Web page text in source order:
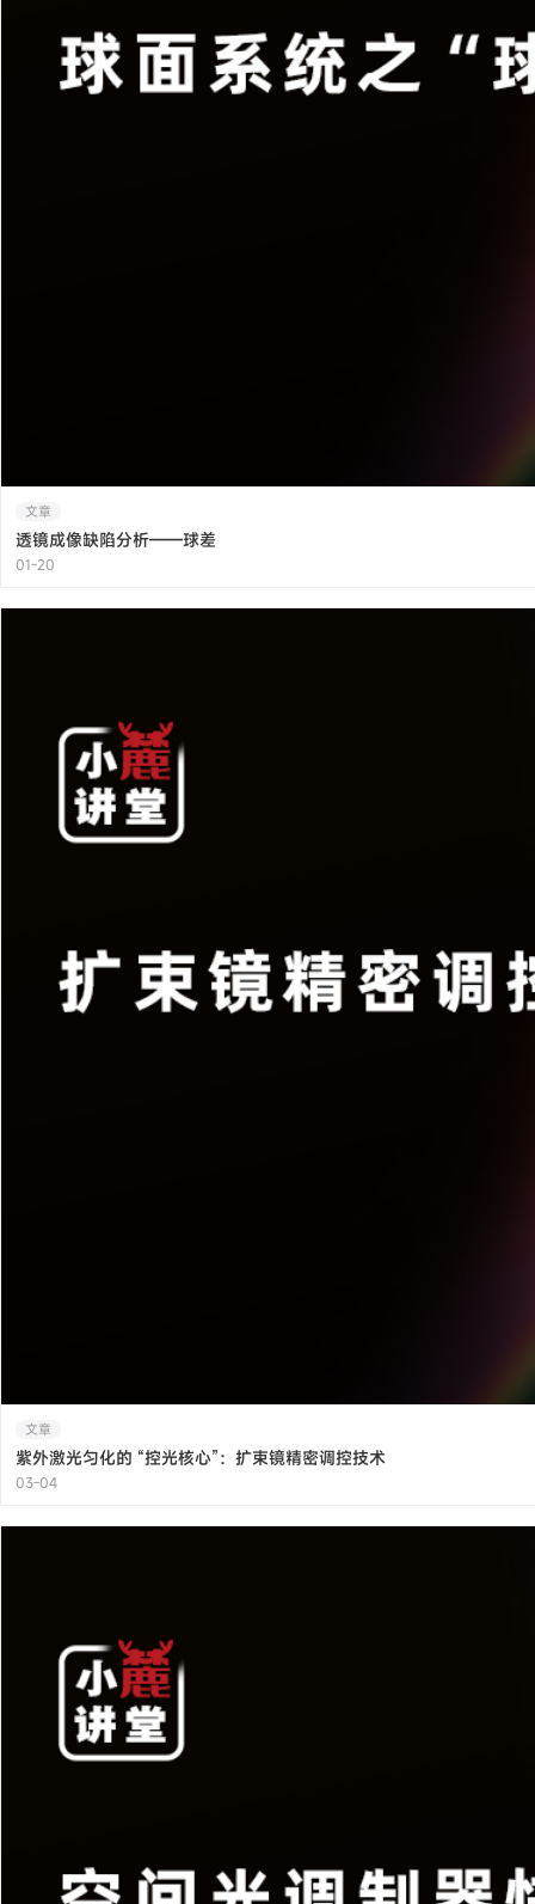
文章
透镜成像缺陷分析——球差
01-20
文章
紫外激光匀化的 “控光核心”：扩束镜精密调控技术
03-04